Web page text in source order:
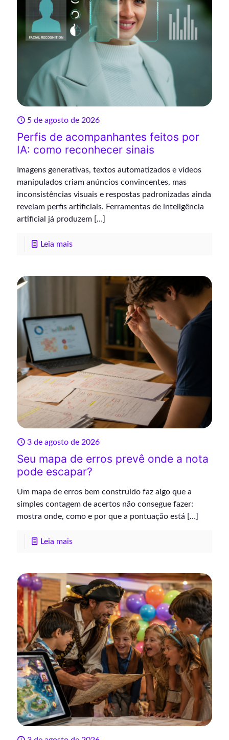
5 de agosto de 2026
Perfis de acompanhantes feitos por
IA: como reconhecer sinais
Imagens generativas, textos automatizados e vídeos
manipulados criam anúncios convincentes, mas
inconsistências visuais e respostas padronizadas ainda
revelam perfis artificiais. Ferramentas de inteligência
artificial já produzem […]
Leia mais
3 de agosto de 2026
Seu mapa de erros prevê onde a nota
pode escapar?
Um mapa de erros bem construído faz algo que a
simples contagem de acertos não consegue fazer:
mostra onde, como e por que a pontuação está […]
Leia mais